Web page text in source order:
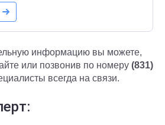
информацию вы можете,
или позвонив по номеру (831)
всегда на связи.